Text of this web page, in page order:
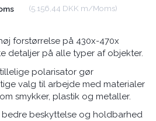
forstørrelse på 430x-470x
detaljer på alle typer af objekter.
polarisator gør
valg til arbejde med materialer
smykker, plastik og metaller.
bedre beskyttelse og holdbarhed
(5.156,44 DKK m/Moms)